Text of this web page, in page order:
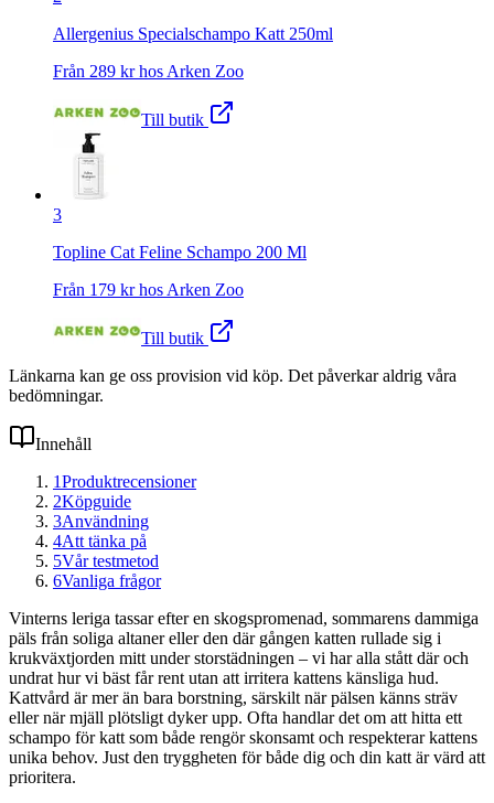
Allergenius Specialschampo Katt 250ml
Från 289 kr hos Arken Zoo
Till butik
3
Topline Cat Feline Schampo 200 Ml
Från 179 kr hos Arken Zoo
Till butik
Länkarna kan ge oss provision vid köp. Det påverkar aldrig våra
bedömningar.
Innehåll
1Produktrecensioner
2Köpguide
3Användning
4Att tänka på
5Vår testmetod
6Vanliga frågor
Vinterns leriga tassar efter en skogspromenad, sommarens dammiga
päls från soliga altaner eller den där gången katten rullade sig i
krukväxtjorden mitt under storstädningen – vi har alla stått där och
undrat hur vi bäst får rent utan att irritera kattens känsliga hud.
Kattvård är mer än bara borstning, särskilt när pälsen känns sträv
eller när mjäll plötsligt dyker upp. Ofta handlar det om att hitta ett
schampo för katt som både rengör skonsamt och respekterar kattens
unika behov. Just den tryggheten för både dig och din katt är värd att
prioritera.